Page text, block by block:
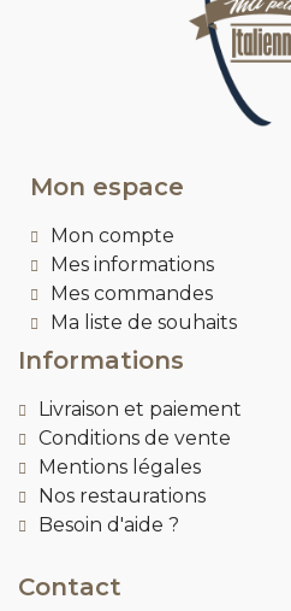
Mon espace
Mon compte
Mes informations
Mes commandes
Ma liste de souhaits
Informations
Livraison et paiement
Conditions de vente
Mentions légales
Nos restaurations
Besoin d'aide ?
Contact